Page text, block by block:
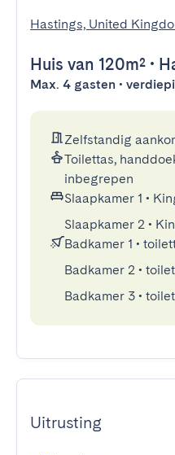
Hastings, United
Huis van 120m² •
Max. 4 gasten •
Zelfstandig
Toilettas,
inbegrepen
Slaapkamer 1 •
Slaapkamer 2 •
Badkamer 1 •
Badkamer 2 •
Badkamer 3 •
Uitrusting